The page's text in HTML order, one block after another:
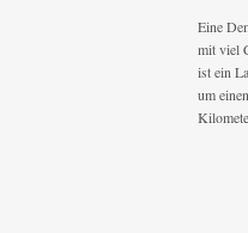
Eine
mit viel
ist ein
um